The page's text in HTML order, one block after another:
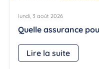
lundi, 3 août 2026
Quelle assurance
Lire la suite